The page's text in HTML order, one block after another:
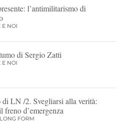
l’antimilitarismo di
E NOI
di Sergio Zatti
E NOI
LN /2. Svegliarsi alla verità:
freno d’emergenza
LONG FORM